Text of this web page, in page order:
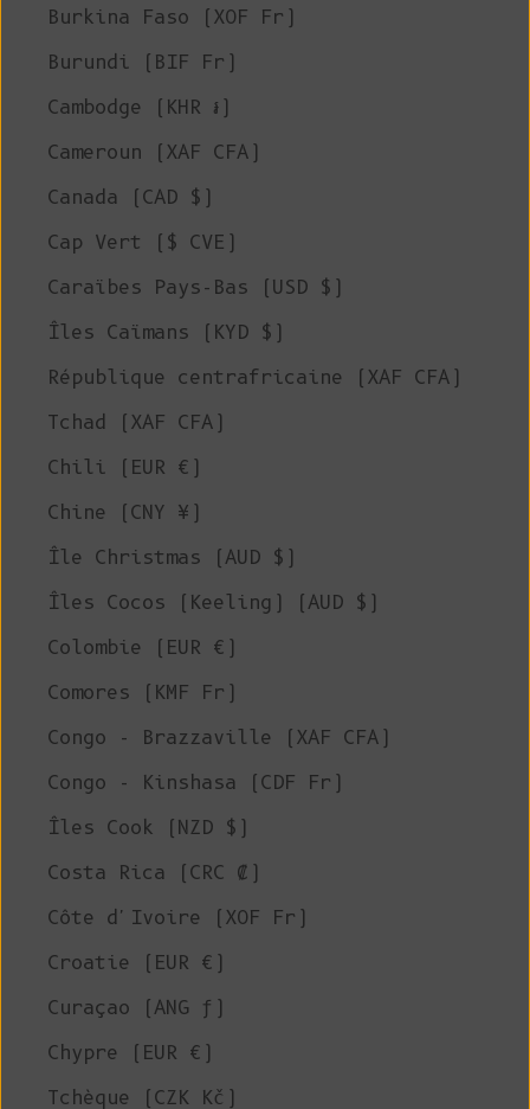
Burkina Faso (XOF Fr)
Burundi (BIF Fr)
Cambodge (KHR ៛)
Cameroun (XAF CFA)
Canada (CAD $)
Cap Vert ($ CVE)
Caraïbes Pays-Bas (USD $)
Îles Caïmans (KYD $)
République centrafricaine (XAF CFA)
Tchad (XAF CFA)
Chili (EUR €)
Chine (CNY ¥)
Île Christmas (AUD $)
Îles Cocos (Keeling) (AUD $)
Colombie (EUR €)
Comores (KMF Fr)
Congo - Brazzaville (XAF CFA)
Congo - Kinshasa (CDF Fr)
Îles Cook (NZD $)
Costa Rica (CRC ₡)
Côte d'Ivoire (XOF Fr)
Croatie (EUR €)
Curaçao (ANG ƒ)
Chypre (EUR €)
Tchèque (CZK Kč)